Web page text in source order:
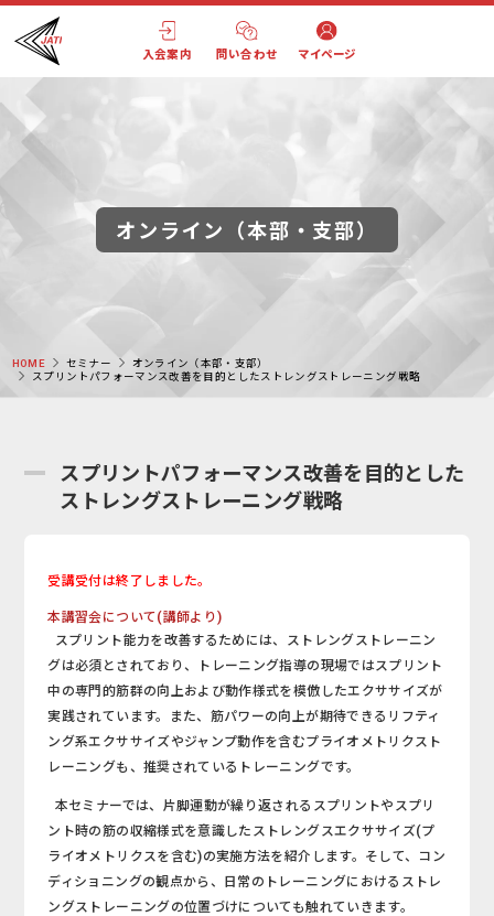
入会案内 問い合わせ マイページ
オンライン（本部・支部）
HOME セミナー
オンライン（本部・支部）
スプリントパフォーマンス改善を目的としたストレングストレーニング戦略
スプリントパフォーマンス改善を目的とした
ストレングストレーニング戦略
受講受付は終了しました。
本講習会について(講師より)
スプリント能力を改善するためには、ストレングストレーニン
グは必須とされており、トレーニング指導の現場ではスプリント
中の専門的筋群の向上および動作様式を模倣したエクササイズが
実践されています。また、筋パワーの向上が期待できるリフティ
ング系エクササイズやジャンプ動作を含むプライオメトリクスト
レーニングも、推奨されているトレーニングです。
本セミナーでは、片脚運動が繰り返されるスプリントやスプリ
ント時の筋の収縮様式を意識したストレングスエクササイズ(プ
ライオメトリクスを含む)の実施方法を紹介します。そして、コン
ディショニングの観点から、日常のトレーニングにおけるストレ
ングストレーニングの位置づけについても触れていきます。